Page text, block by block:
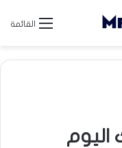
القائمة
اليوم